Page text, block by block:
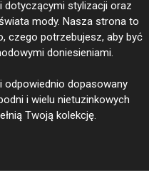
dotyczącymi stylizacji oraz
mody. Nasza strona to
czego potrzebujesz, aby być
doniesieniami.
odpowiednio dopasowany
i wielu nietuzinkowych
Twoją kolekcję.